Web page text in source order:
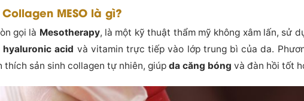
MESO là gì?
gọi là Mesotherapy, là một kỹ thuật thẩm mỹ không xâm lấn, sử
hyaluronic acid và vitamin trực tiếp vào lớp trung bì của da.
thích sản sinh collagen tự nhiên, giúpda căng bóng và đàn hồi tốt